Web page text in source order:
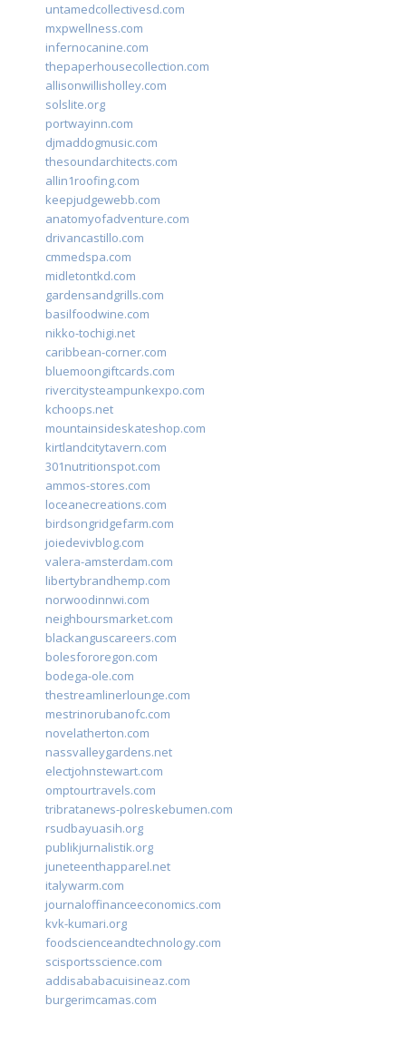
untamedcollectivesd.com
mxpwellness.com
infernocanine.com
thepaperhousecollection.com
allisonwillisholley.com
solslite.org
portwayinn.com
djmaddogmusic.com
thesoundarchitects.com
allin1roofing.com
keepjudgewebb.com
anatomyofadventure.com
drivancastillo.com
cmmedspa.com
midletontkd.com
gardensandgrills.com
basilfoodwine.com
nikko-tochigi.net
caribbean-corner.com
bluemoongiftcards.com
rivercitysteampunkexpo.com
kchoops.net
mountainsideskateshop.com
kirtlandcitytavern.com
301nutritionspot.com
ammos-stores.com
loceanecreations.com
birdsongridgefarm.com
joiedevivblog.com
valera-amsterdam.com
libertybrandhemp.com
norwoodinnwi.com
neighboursmarket.com
blackanguscareers.com
bolesfororegon.com
bodega-ole.com
thestreamlinerlounge.com
mestrinorubanofc.com
novelatherton.com
nassvalleygardens.net
electjohnstewart.com
omptourtravels.com
tribratanews-polreskebumen.com
rsudbayuasih.org
publikjurnalistik.org
juneteenthapparel.net
italywarm.com
journaloffinanceeconomics.com
kvk-kumari.org
foodscienceandtechnology.com
scisportsscience.com
addisababacuisineaz.com
burgerimcamas.com